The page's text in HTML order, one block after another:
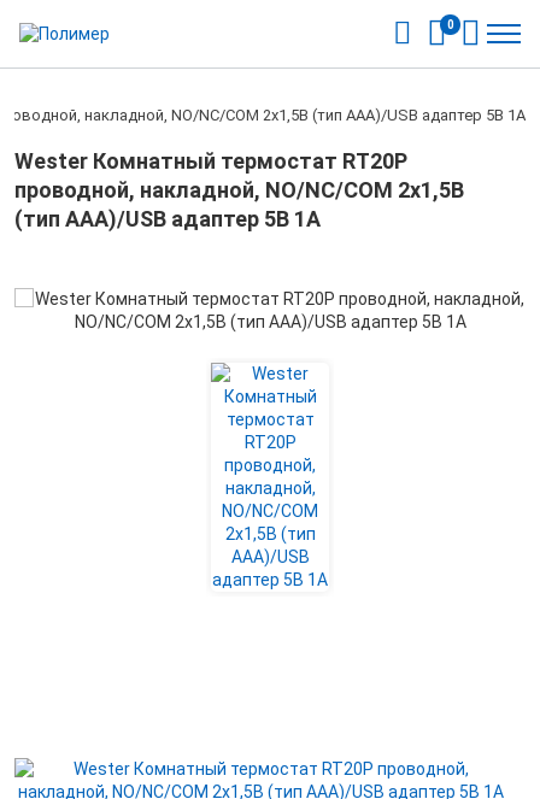
0
накладной, NO/NC/COM 2х1,5В (тип ААА)/USB адаптер 5В 1А
Wester Комнатный термостат RT20P
проводной, накладной, NO/NC/COM 2х1,5В
(тип ААА)/USB адаптер 5В 1А